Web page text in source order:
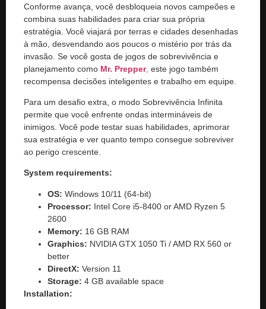
Conforme avança, você desbloqueia novos campeões e
combina suas habilidades para criar sua própria
estratégia. Você viajará por terras e cidades desenhadas
à mão, desvendando aos poucos o mistério por trás da
invasão. Se você gosta de jogos de sobrevivência e
planejamento como Mr. Prepper, este jogo também
recompensa decisões inteligentes e trabalho em equipe.
Para um desafio extra, o modo Sobrevivência Infinita
permite que você enfrente ondas intermináveis ​​de
inimigos. Você pode testar suas habilidades, aprimorar
sua estratégia e ver quanto tempo consegue sobreviver
ao perigo crescente.
System requirements:
OS: Windows 10/11 (64-bit)
Processor: Intel Core i5-8400 or AMD Ryzen 5
2600
Memory: 16 GB RAM
Graphics: NVIDIA GTX 1050 Ti / AMD RX 560 or
better
DirectX: Version 11
Storage: 4 GB available space
Installation: